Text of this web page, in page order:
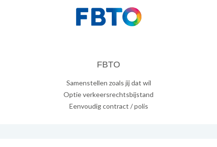
FBTO
Samenstellen zoals jij dat wil
Optie verkeersrechtsbijstand
Eenvoudig contract / polis